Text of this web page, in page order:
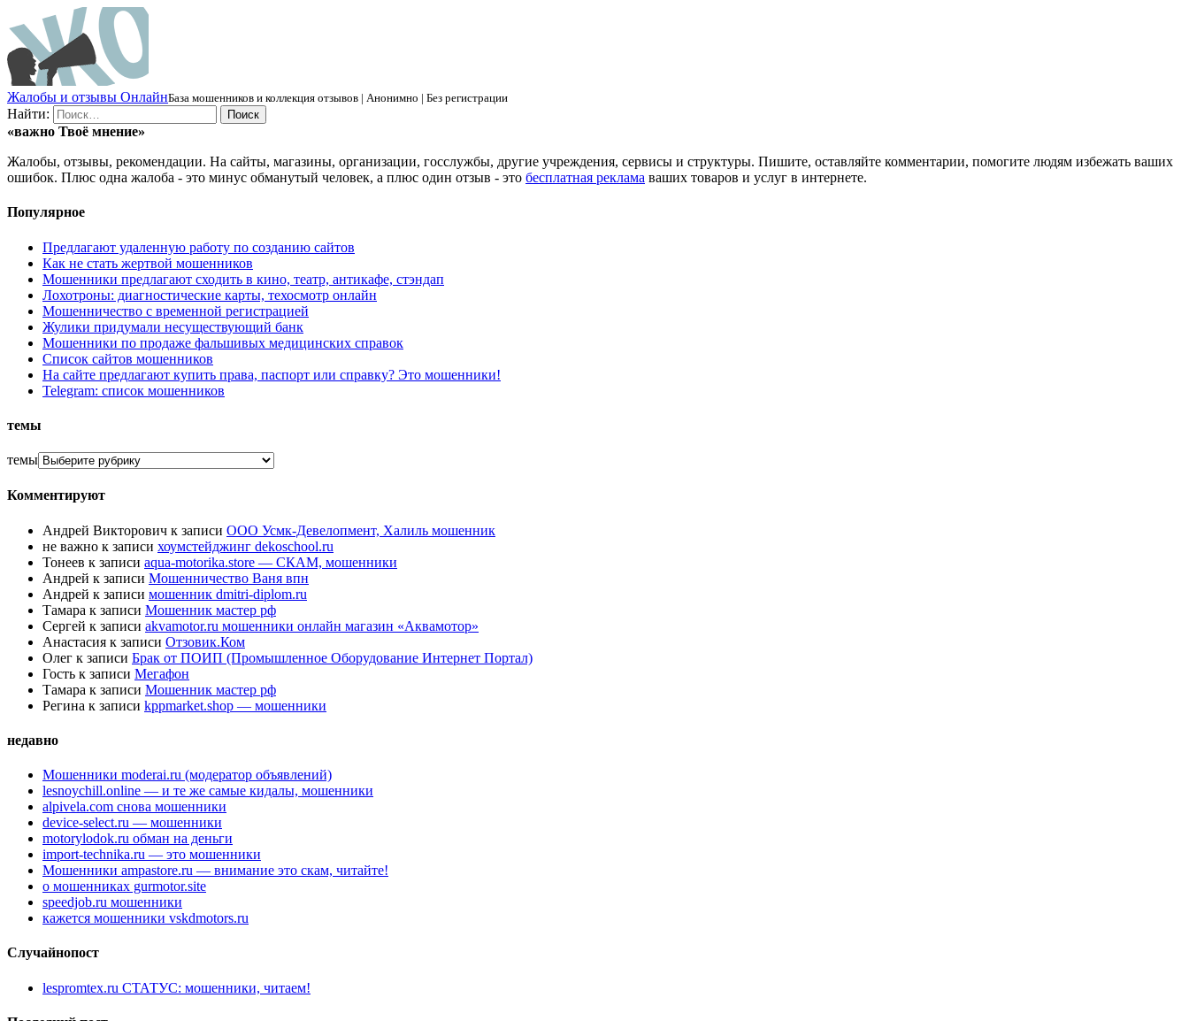
Жалобы и отзывы ОнлайнБаза мошенников и коллекция отзывов | Анонимно | Без регистрации
Найти:
«важно Твоё мнение»
Жалобы, отзывы, рекомендации. На сайты, магазины, организации, госслужбы, другие учреждения, сервисы и структуры. Пишите, оставляйте комментарии, помогите людям избежать ваших
ошибок. Плюс одна жалоба - это минус обманутый человек, а плюс один отзыв - это бесплатная реклама ваших товаров и услуг в интернете.
Популярное
Предлагают удаленную работу по созданию сайтов
Как не стать жертвой мошенников
Мошенники предлагают сходить в кино, театр, антикафе, стэндап
Лохотроны: диагностические карты, техосмотр онлайн
Мошенничество с временной регистрацией
Жулики придумали несуществующий банк
Мошенники по продаже фальшивых медицинских справок
Список сайтов мошенников
На сайте предлагают купить права, паспорт или справку? Это мошенники!
Telegram: список мошенников
темы
темы
Комментируют
Андрей Викторович к записи ООО Усмк-Девелопмент, Халиль мошенник
не важно к записи хоумстейджинг dekoschool.ru
Тонеев к записи aqua-motorika.store — СКАМ, мошенники
Андрей к записи Мошенничество Ваня впн
Андрей к записи мошенник dmitri-diplom.ru
Тамара к записи Мошенник мастер рф
Сергей к записи akvamotor.ru мошенники онлайн магазин «Аквамотор»
Анастасия к записи Отзовик.Ком
Олег к записи Брак от ПОИП (Промышленное Оборудование Интернет Портал)
Гость к записи Мегафон
Тамара к записи Мошенник мастер рф
Регина к записи kppmarket.shop — мошенники
недавно
Мошенники moderai.ru (модератор объявлений)
lesnoychill.online — и те же самые кидалы, мошенники
alpivela.com снова мошенники
device-select.ru — мошенники
motorylodok.ru обман на деньги
import-technika.ru — это мошенники
Мошенники ampastore.ru — внимание это скам, читайте!
о мошенниках gurmotor.site
speedjob.ru мошенники
кажется мошенники vskdmotors.ru
Случайнопост
lespromtex.ru СТАТУС: мошенники, читаем!